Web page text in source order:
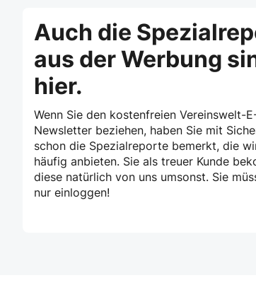
Auch die
aus der Werbung
hier.
Wenn Sie den kostenfreien Vereinswelt-
Newsletter beziehen, haben Sie mit
schon die Spezialreporte bemerkt, die
häufig anbieten. Sie als treuer Kunde
diese natürlich von uns umsonst. Sie
nur einloggen!